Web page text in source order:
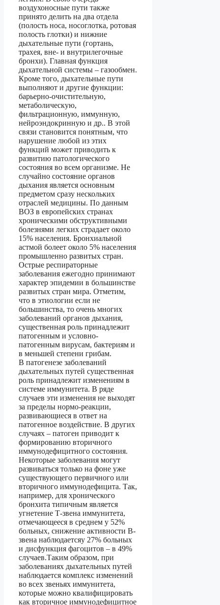
воздухоносные пути также
принято делить на два отдела
(полость носа, носоглотка, ротовая
полость глотки) и нижние
дыхательные пути (гортань,
трахея, вне- и внутрилегочные
бронхи). Главная функция
дыхательной системы – газообмен.
Кроме того, дыхательные пути
выполняют и другие функции:
барьерно-очистительную,
метаболическую,
фильтрационную, иммунную,
нейроэндокринную и др.. В этой
связи становится понятным, что
нарушение любой из этих
функций может приводить к
развитию патологического
состояния во всем организме. Не
случайно состояние органов
дыхания является основным
предметом сразу нескольких
отраслей медицины. По данным
ВОЗ в европейских странах
хроническими обструктивными
болезнями легких страдает около
15% населения. Бронхиальной
астмой болеет около 5% населения
промышленно развитых стран.
Острые респираторные
заболевания ежегодно принимают
характер эпидемии в большинстве
развитых стран мира. Отметим,
что в этиологии если не
большинства, то очень многих
заболеваний органов дыхания,
существенная роль принадлежит
патогенным и условно-
патогенным вирусам, бактериям и
в меньшей степени грибам.
В патогенезе заболеваний
дыхательных путей существенная
роль принадлежит изменениям в
системе иммунитета. В ряде
случаев эти изменения не выходят
за пределы нормо-реакции,
развивающиеся в ответ на
патогенное воздействие. В других
случаях – патоген приводит к
формированию вторичного
иммунодефицитного состояния.
Некоторые заболевания могут
развиваться только на фоне уже
существующего первичного или
вторичного иммунодефицита. Так,
например, для хронического
бронхита типичным является
угнетение Т-звена иммунитета,
отмечающееся в среднем у 52%
больных, снижение активности В-
звена наблюдаетсяу 27% больных
и дисфункция фагоцитов – в 49%
случаев.Таким образом, при
заболеваниях дыхательных путей
наблюдается комплекс изменений
во всех звеньях иммунитета,
которые можно квалифицировать
как вторичное иммунодефицитное